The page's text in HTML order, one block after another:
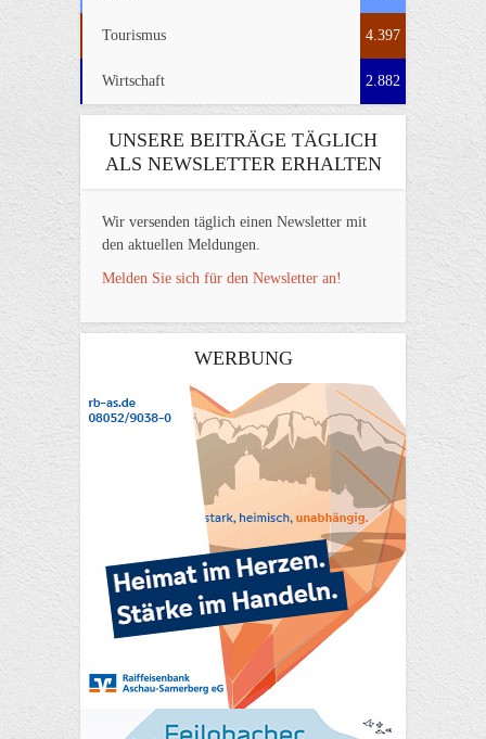
Tourismus 4.397
Wirtschaft 2.882
UNSERE BEITRÄGE TÄGLICH
ALS NEWSLETTER ERHALTEN
Wir versenden täglich einen Newsletter mit
den aktuellen Meldungen.
Melden Sie sich für den Newsletter an!
WERBUNG